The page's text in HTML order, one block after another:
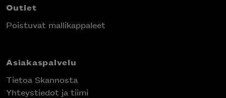
Outlet
Poistuvat mallikappaleet
Asiakaspalvelu
Tietoa Skannosta
Yhteystiedot ja tiimi